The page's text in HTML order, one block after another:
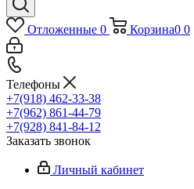
Отложенные 0 Корзина0 0
Телефоны
+7(918) 462-33-38
+7(962) 861-44-79
+7(928) 841-84-12
Заказать звонок
Личный кабинет